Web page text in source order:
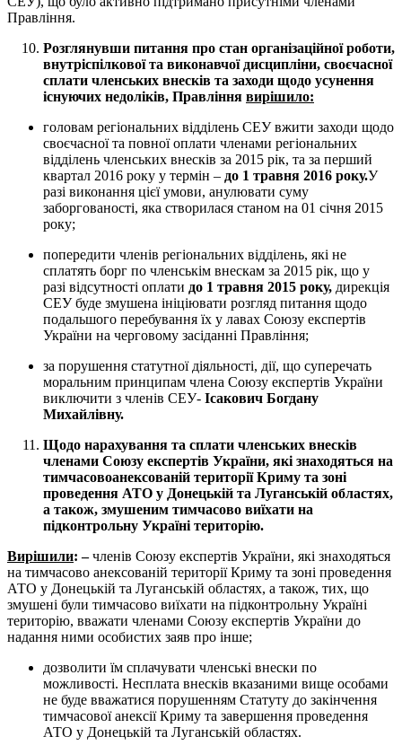
Правління.
Розглянувши питання про стан організаційної роботи,
внутріспілкової та виконавчої дисципліни, своєчасної
сплати членських внесків та заходи щодо усунення
існуючих недоліків, Правління вирішило:
головам регіональних відділень СЕУ вжити заходи щодо
своєчасної та повної оплати членами регіональних
відділень членських внесків за 2015 рік, та за перший
квартал 2016 року у термін – до 1 травня 2016 року.У
разі виконання цієї умови, анулювати суму
заборгованості, яка створилася станом на 01 січня 2015
року;
попередити членів регіональних відділень, які не
сплатять борг по членськім внескам за 2015 рік, що у
разі відсутності оплати до 1 травня 2015 року, дирекція
СЕУ буде змушена ініціювати розгляд питання щодо
подальшого перебування їх у лавах Союзу експертів
України на черговому засіданні Правління;
за порушення статутної діяльності, дії, що суперечать
моральним принципам члена Союзу експертів України
виключити з членів СЕУ- Ісакович Богдану
Михайлівну.
Щодо нарахування та сплати членських внесків
членами Союзу експертів України, які знаходяться на
тимчасовоанексованій території Криму та зоні
проведення АТО у Донецькій та Луганській областях,
а також, змушеним тимчасово виїхати на
підконтрольну Україні територію.
Вирішили: –членів Союзу експертів України, які знаходяться
на тимчасово анексованій території Криму та зоні проведення
АТО у Донецькій та Луганській областях, а також, тих, що
змушені були тимчасово виїхати на підконтрольну Україні
територію, вважати членами Союзу експертів України до
надання ними особистих заяв про інше;
дозволити їм сплачувати членські внески по
можливості. Несплата внесків вказаними вище особами
не буде вважатися порушенням Статуту до закінчення
тимчасової анексії Криму та завершення проведення
АТО у Донецькій та Луганській областях.